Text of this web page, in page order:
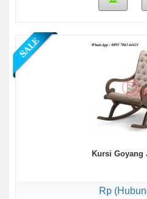
Kursi Goyang
Rp